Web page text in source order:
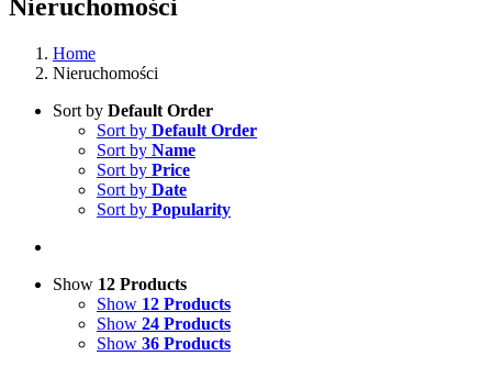
Nieruchomości
Home
Nieruchomości
Sort by Default Order
Sort by Default Order
Sort by Name
Sort by Price
Sort by Date
Sort by Popularity
Show 12 Products
Show 12 Products
Show 24 Products
Show 36 Products